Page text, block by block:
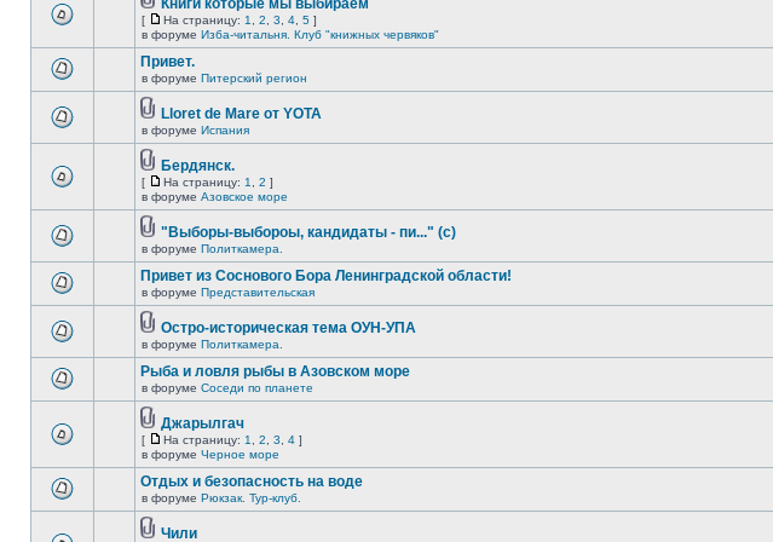
Книги которые мы выбираем
[ На страницу: 1 2 3 4 5 ]
в форуме Изба-читальня. Клуб "книжных червяков"
Привет.
в форуме Питерский регион
Lloret de Mare от YOTA
в форуме Испания
Бердянск.
[ На страницу: 1 2 ]
в форуме Азовское море
"Выборы-выбороы, кандидаты - пи..." (с)
в форуме Политкамера.
Привет из Соснового Бора Ленинградской области!
в форуме Представительская
Остро-историческая тема ОУН-УПА
в форуме Политкамера.
Рыба и ловля рыбы в Азовском море
в форуме Соседи по планете
Джарылгач
[ На страницу: 1 2 3 4 ]
в форуме Черное море
Отдых и безопасность на воде
в форуме Рюкзак. Тур-клуб.
Чили